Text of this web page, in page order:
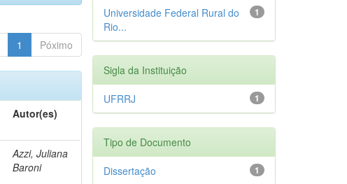
1 Póximo
Autor(es)
Azzi, Juliana
Baroni
1
Universidade Federal Rural do
Rio...
Sigla da Instituição
1
UFRRJ
Tipo de Documento
1
Dissertação